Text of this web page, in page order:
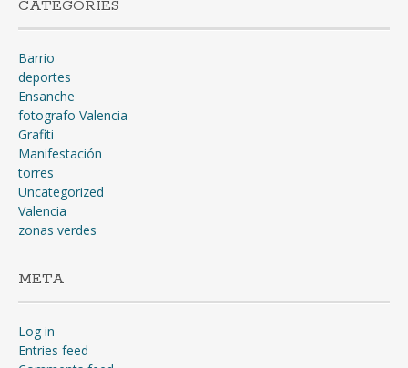
CATEGORIES
Barrio
deportes
Ensanche
fotografo Valencia
Grafiti
Manifestación
torres
Uncategorized
Valencia
zonas verdes
META
Log in
Entries feed